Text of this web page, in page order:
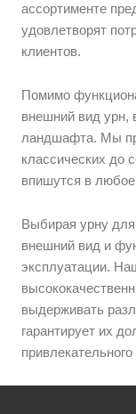
ассортименте
удовлетворят
клиентов.
Помимо
внешний вид урн,
ландшафта. Мы
классических до
впишутся в любое
Выбирая урну
внешний вид и
эксплуатации.
выдерживать
гарантирует их